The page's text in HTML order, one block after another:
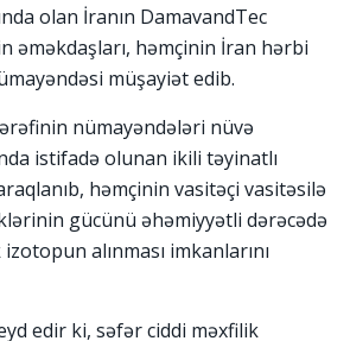
olan İranın DamavandTec
əməkdaşları, həmçinin İran hərbi
müşayiət edib.
nümayəndələri nüvə
istifadə olunan ikili təyinatlı
həmçinin vasitəçi vasitəsilə
gücünü əhəmiyyətli dərəcədə
alınması imkanlarını
edir ki, səfər ciddi məxfilik